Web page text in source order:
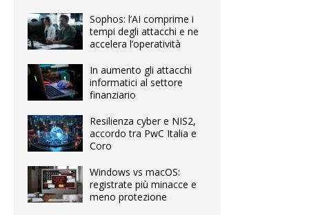
Sophos: l’AI comprime i
tempi degli attacchi e ne
accelera l’operatività
In aumento gli attacchi
informatici al settore
finanziario
Resilienza cyber e NIS2,
accordo tra PwC Italia e
Coro
Windows vs macOS:
registrate più minacce e
meno protezione